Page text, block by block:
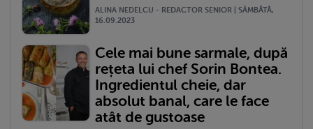
ALINA NEDELCU - REDACTOR SENIOR | SÂMBĂTĂ,
16.09.2023
Cele mai bune sarmale, după
rețeta lui chef Sorin Bontea.
Ingredientul cheie, dar
absolut banal, care le face
atât de gustoase